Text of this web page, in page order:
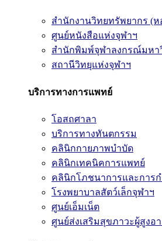
สำนักงานวิทยทรัพยากร (
ศูนย์หนังสือแห่งจุฬาฯ
สำนักพิมพ์จุฬาลงกรณ์มหา
สถานีวิทยุแห่งจุฬาฯ
บริการทางการแพทย์
โอสถศาลา
บริการทางทันตกรรม
คลินิกกายภาพบำบัด
คลินิกเทคนิคการแพทย์
คลินิกโภชนาการและการ
โรงพยาบาลสัตว์เล็กจุฬาฯ
ศูนย์เอ็มเน็ต
ศูนย์ส่งเสริมสุขภาวะผู้สูงอ